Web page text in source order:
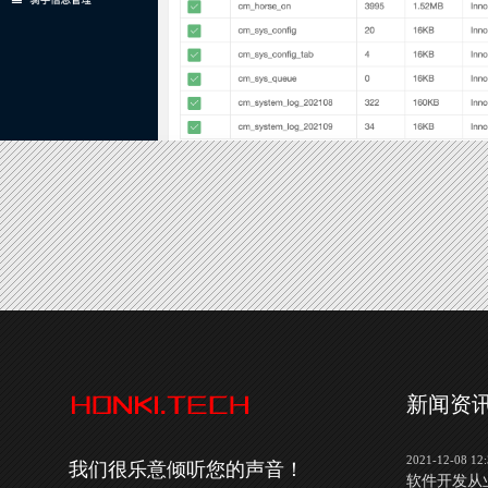
我们很乐意倾听您的声音！
新闻资
2021-12-08
软件开发从